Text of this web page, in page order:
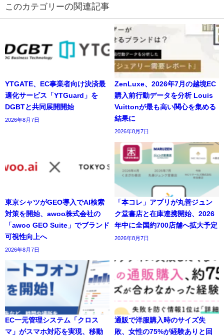
の関連記事
YTGATE、EC事業者向け決済最
適化サービス「YTGuard」を
DGBTと共同展開開始
2026年8月7日
ZenLuxe、2026年7月の越境EC
購入前行動データを分析 Louis
Vuittonが最も高い関心を集める
結果に
2026年8月7日
東京シャツがGEO導入でAI検索
対策を開始、awoo株式会社の
「awoo GEO Suite」でブランド
可視性向上へ
2026年8月7日
「本コレ」アプリが丸善ジュン
ク堂書店と在庫連携開始、2026
年中に全国約700店舗へ拡大予定
2026年8月7日
EC一元管理システム「クロス
マ」がスマホ対応を実現、移動
通販で洋服購入時のサイズ失
敗、女性の75%が経験ありと回